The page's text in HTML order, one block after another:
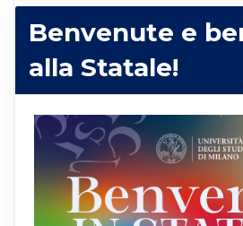
Benvenute e
alla Statale!